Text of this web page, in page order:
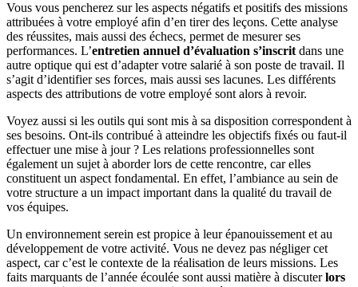
Vous vous pencherez sur les aspects négatifs et positifs des missions
attribuées à votre employé afin d’en tirer des leçons. Cette analyse
des réussites, mais aussi des échecs, permet de mesurer ses
performances. L’entretien annuel d’évaluation s’inscrit dans une
autre optique qui est d’adapter votre salarié à son poste de travail. Il
s’agit d’identifier ses forces, mais aussi ses lacunes. Les différents
aspects des attributions de votre employé sont alors à revoir.
Voyez aussi si les outils qui sont mis à sa disposition correspondent à
ses besoins. Ont-ils contribué à atteindre les objectifs fixés ou faut-il
effectuer une mise à jour ? Les relations professionnelles sont
également un sujet à aborder lors de cette rencontre, car elles
constituent un aspect fondamental. En effet, l’ambiance au sein de
votre structure a un impact important dans la qualité du travail de
vos équipes.
Un environnement serein est propice à leur épanouissement et au
développement de votre activité. Vous ne devez pas négliger cet
aspect, car c’est le contexte de la réalisation de leurs missions. Les
faits marquants de l’année écoulée sont aussi matière à discuterlors